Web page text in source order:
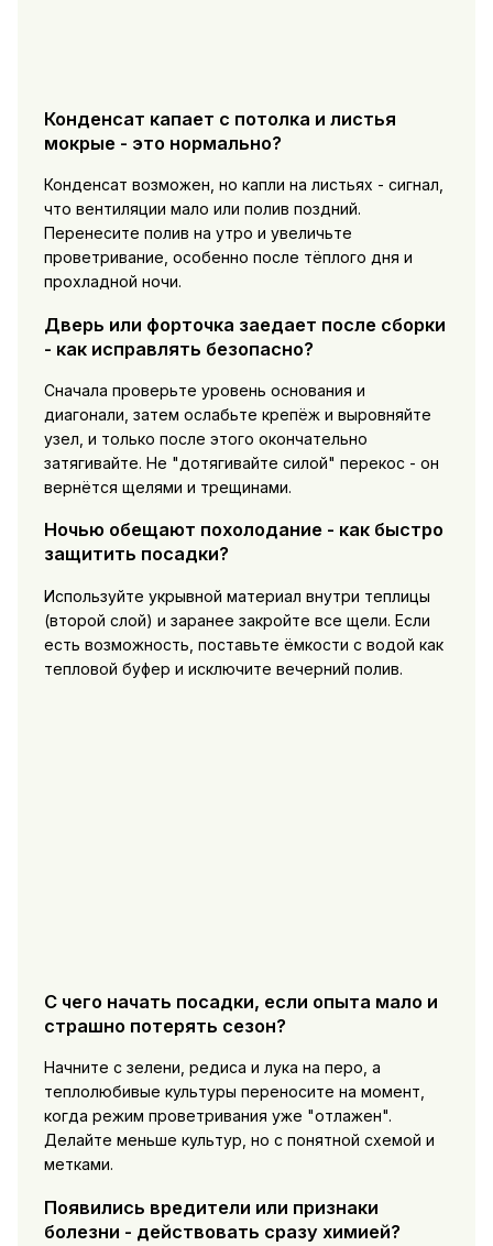
Конденсат капает с потолка и листья
мокрые - это нормально?
Конденсат возможен, но капли на листьях - сигнал,
что вентиляции мало или полив поздний.
Перенесите полив на утро и увеличьте
проветривание, особенно после тёплого дня и
прохладной ночи.
Дверь или форточка заедает после сборки
- как исправлять безопасно?
Сначала проверьте уровень основания и
диагонали, затем ослабьте крепёж и выровняйте
узел, и только после этого окончательно
затягивайте. Не "дотягивайте силой" перекос - он
вернётся щелями и трещинами.
Ночью обещают похолодание - как быстро
защитить посадки?
Используйте укрывной материал внутри теплицы
(второй слой) и заранее закройте все щели. Если
есть возможность, поставьте ёмкости с водой как
тепловой буфер и исключите вечерний полив.
С чего начать посадки, если опыта мало и
страшно потерять сезон?
Начните с зелени, редиса и лука на перо, а
теплолюбивые культуры переносите на момент,
когда режим проветривания уже "отлажен".
Делайте меньше культур, но с понятной схемой и
метками.
Появились вредители или признаки
болезни - действовать сразу химией?